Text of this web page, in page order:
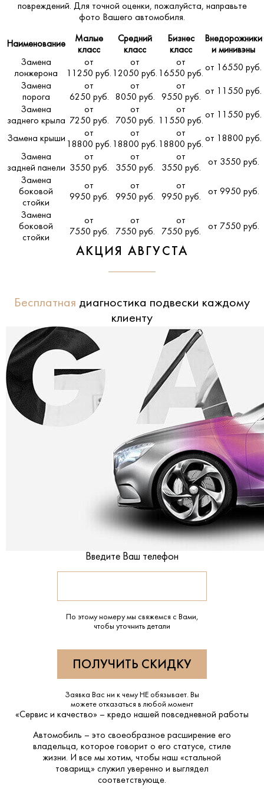
повреждений. Для точной оценки, пожалуйста, направьте
фото Вашего автомобиля.
Наименование
Малые
класс
Средний
класс
Бизнес
класс
Внедорожники
и минивэны
Замена
лонжерона
от
11250 руб.
от
12050 руб.
от
16550 руб.
от 16550 руб.
Замена
порога
от
6250 руб.
от
8050 руб.
от
9550 руб.
от 11550 руб.
Замена
заднего крыла
от
7250 руб.
от
7050 руб.
от
11550 руб.
от 11550 руб.
Замена крыши
от
18800 руб.
от
18800 руб.
от
18800 руб.
от 18800 руб.
Замена
задней панели
от
3550 руб.
от
3550 руб.
от
3550 руб.
от 3550 руб.
Замена
боковой
стойки
от
9950 руб.
от
9950 руб.
от
9950 руб.
от 9950 руб.
Замена
боковой
стойки
от
7550 руб.
от
7550 руб.
от
7550 руб.
от 7550 руб.
АКЦИЯ АВГУСТА
Бесплатная диагностика подвески каждому
клиенту
Введите Ваш телефон
По этому номеру мы свяжемся с Вами,
чтобы уточнить детали
Заявка Вас ни к чему НЕ обязывает. Вы
можете отказаться в любой момент
«Сервис и качество» – кредо нашей повседневной работы
Автомобиль – это своеобразное расширение его
владельца, которое говорит о его статусе, стиле
жизни. И все мы хотим, чтобы наш «стальной
товарищ» служил уверенно и выглядел
соответствующе.